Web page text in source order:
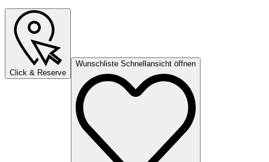
Click & Reserve
Wunschliste Schnellansicht öffnen